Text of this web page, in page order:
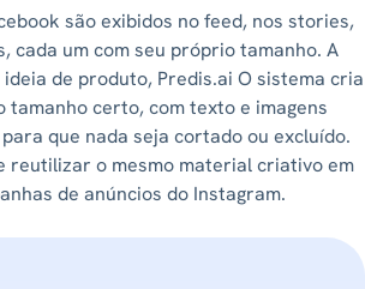
são exibidos no feed, nos stories,
cada um com seu próprio tamanho. A
de produto, Predis.ai O sistema cria
tamanho certo, com texto e imagens
que nada seja cortado ou excluído.
reutilizar o mesmo material criativo em
de anúncios do Instagram.